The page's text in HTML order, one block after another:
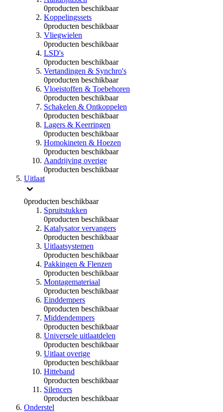
0producten beschikbaar
Koppelingssets
0producten beschikbaar
Vliegwielen
0producten beschikbaar
LSD's
0producten beschikbaar
Vertandingen & Synchro's
0producten beschikbaar
Vloeistoffen & Toebehoren
0producten beschikbaar
Schakelen & Ontkoppelen
0producten beschikbaar
Lagers & Keerringen
0producten beschikbaar
Homokineten & Hoezen
0producten beschikbaar
Aandrijving overige
0producten beschikbaar
Uitlaat
0producten beschikbaar
Spruitstukken
0producten beschikbaar
Katalysator vervangers
0producten beschikbaar
Uitlaatsystemen
0producten beschikbaar
Pakkingen & Flenzen
0producten beschikbaar
Montagemateriaal
0producten beschikbaar
Einddempers
0producten beschikbaar
Middendempers
0producten beschikbaar
Universele uitlaatdelen
0producten beschikbaar
Uitlaat overige
0producten beschikbaar
Hitteband
0producten beschikbaar
Silencers
0producten beschikbaar
Onderstel